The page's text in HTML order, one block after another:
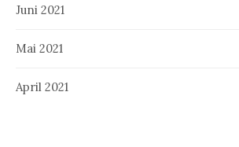
Juni 2021
Mai 2021
April 2021